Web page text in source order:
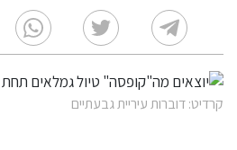
קרדיט: דוברות עיריית גבעתיים